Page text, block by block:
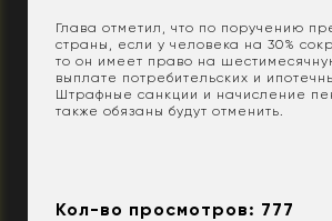
Глава отметил, что по поручению
страны, если у человека на 30%
то он имеет право на
выплате потребительских и
Штрафные санкции и начисление
также обязаны будут отменить.
Кол-во просмотров: 777